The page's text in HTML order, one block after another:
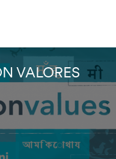
VALORES